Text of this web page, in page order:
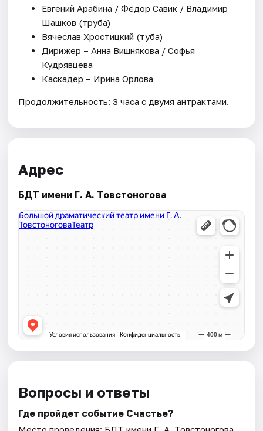
Евгений Арабина / Фёдор Савик / Владимир
Шашков (труба)
Вячеслав Хростицкий (туба)
Дирижер – Анна Вишнякова / Софья
Кудрявцева
Каскадер – Ирина Орлова
Продолжительность: 3 часа с двумя антрактами.
Адрес
БДТ имени Г. А. Товстоногова
Вопросы и ответы
Где пройдет событие Счастье?